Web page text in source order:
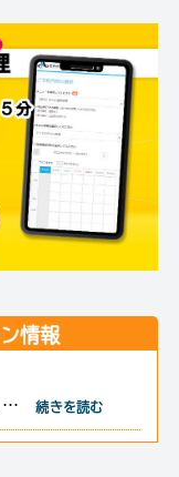
情報
…
続きを読む